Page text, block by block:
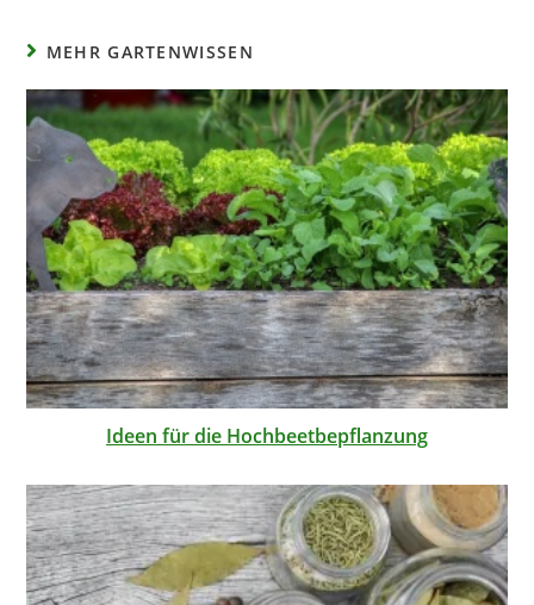
MEHR GARTENWISSEN
Ideen für die Hochbeetbepflanzung